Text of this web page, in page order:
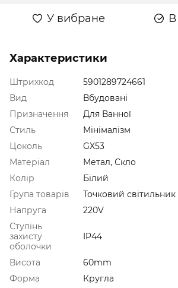
У вибране В
Характеристики
Штрихкод
5901289724661
Вид
Вбудовані
Призначення
Для Ванної
Стиль
Мінімалізм
Цоколь
GX53
Матеріал
Метал, Скло
Колір
Білий
Група товарів
Точковий світильник
Напруга
220V
Ступінь
захисту
оболочки
IP44
Висота
60mm
Форма
Кругла